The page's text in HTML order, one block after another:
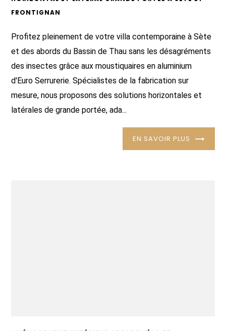
FRONTIGNAN
Profitez pleinement de votre villa contemporaine à Sète
et des abords du Bassin de Thau sans les désagréments
des insectes grâce aux moustiquaires en aluminium
d'Euro Serrurerie. Spécialistes de la fabrication sur
mesure, nous proposons des solutions horizontales et
latérales de grande portée, ada...
EN SAVOIR PLUS